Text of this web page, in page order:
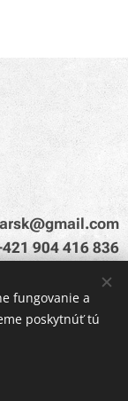
904 416 836
fungovanie a
poskytnúť tú